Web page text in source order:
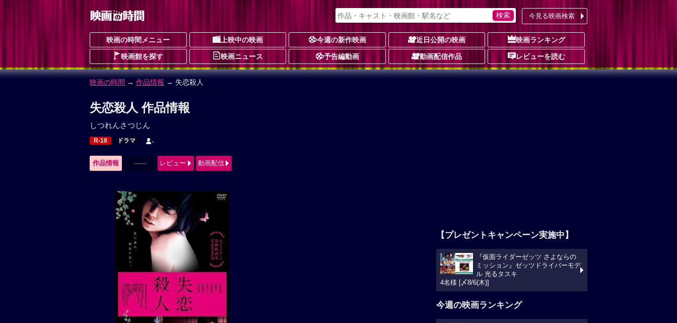
今見る映画検索
映画の時間メニュー 上映中の映画 今週の新作映画 近日公開の映画 映画ランキング
映画館を探す 映画ニュース 予告編動画 動画配信作品 レビューを読む
映画の時間 → 作品情報 → 失恋殺人
失恋殺人 作品情報
しつれんさつじん
R-18 ドラマ -
作品情報 ------ レビュー 動画配信
【プレゼントキャンペーン実施中】
『仮面ライダーゼッツ さよならの
ミッション』ゼッツドライバーモデ
ル 光るタスキ
4名様 [〆8/6(木)]
今週の映画ランキング